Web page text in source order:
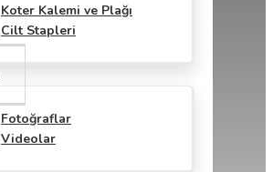
Koter Kalemi ve Plağı
Cilt Stapleri
Fotoğraflar
Videolar